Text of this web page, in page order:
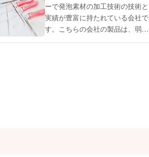
ーで発泡素材の加工技術の技術と
実績が豊富に持たれている会社で
す。こちらの会社の製品は、弱電